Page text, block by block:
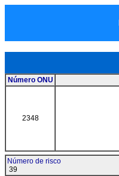
Número ONU
2348
Número de risco
39